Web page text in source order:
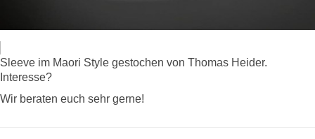
Sleeve im Maori Style gestochen von Thomas Heider.
Interesse?
Wir beraten euch sehr gerne!